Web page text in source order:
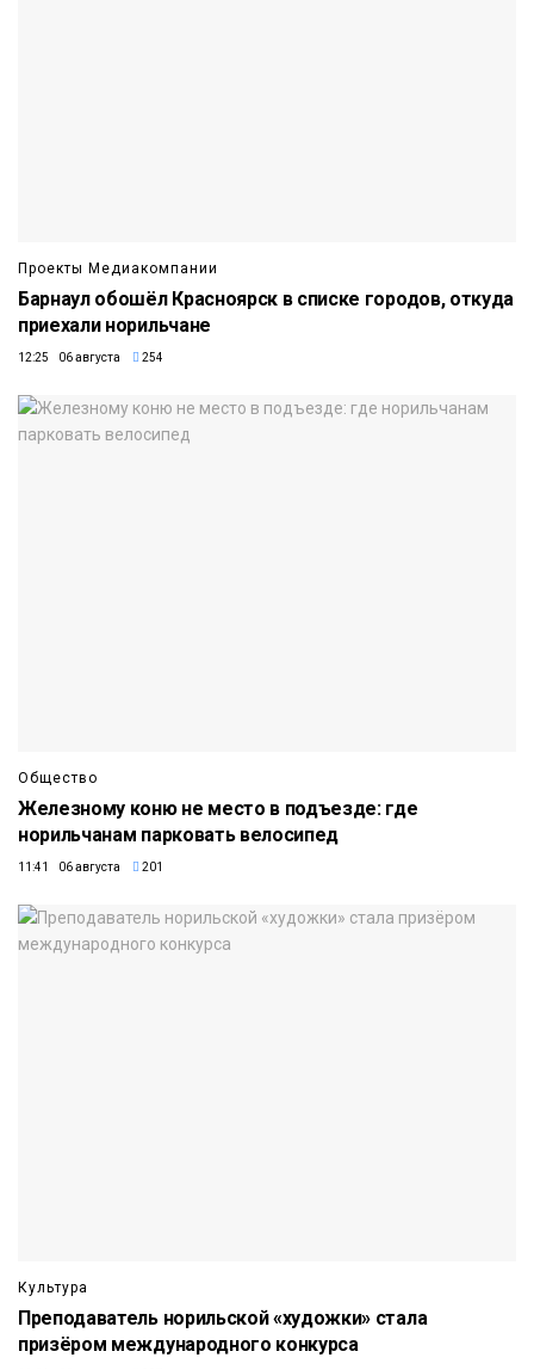
Проекты Медиакомпании
Барнаул обошёл Красноярск в списке городов, откуда
приехали норильчане
12:25 06 августа 254
Общество
Железному коню не место в подъезде: где
норильчанам парковать велосипед
11:41 06 августа 201
Культура
Преподаватель норильской «художки» стала
призёром международного конкурса